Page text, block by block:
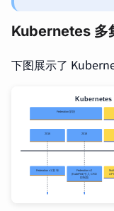
Kubernetes 多
下图展示了